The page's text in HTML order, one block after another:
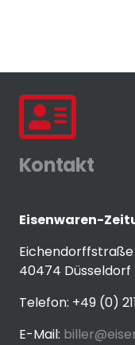
Kontakt
Eisenwaren-
Eichendorffstraße
40474 Düsseldorf
Telefon: +49 (0)
E-Mail: